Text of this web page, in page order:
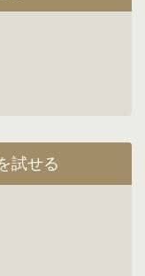
試せる